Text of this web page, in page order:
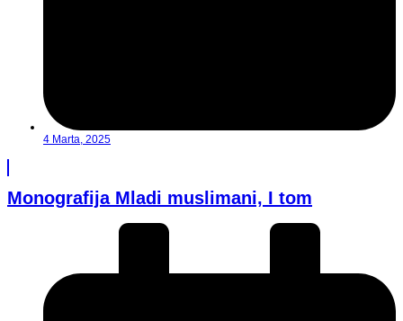
4 Marta, 2025
Monografija Mladi muslimani, I tom